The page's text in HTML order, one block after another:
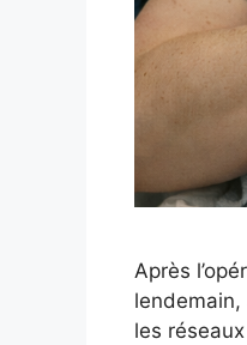
Après
lendemain,
les